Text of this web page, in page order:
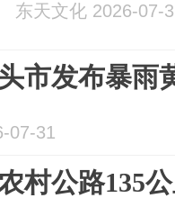
东天文化 2026-07-
市发布暴雨
07-31
村公路135